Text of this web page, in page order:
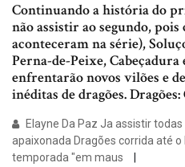
Continuando a história do
não assistir ao segundo,
aconteceram na série),
Perna-de-Peixe, Cabeçadura
enfrentarão novos vilões e
inéditas de dragões.
Elayne Da Paz Ja assistir
apaixonada Dragões corrida até
temporada "em maus